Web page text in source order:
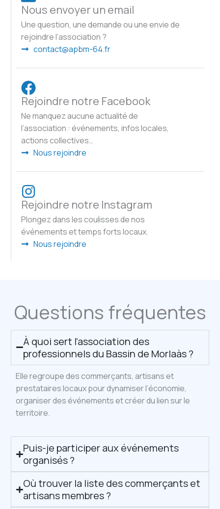
Nous envoyer un email
Une question, une demande ou une envie de
rejoindre l’association ?
contact@apbm-64.fr
Rejoindre notre Facebook
Ne manquez aucune actualité de
l’association : événements, infos locales,
actions collectives…
Nous rejoindre
Rejoindre notre Instagram
Plongez dans les coulisses de nos
événements et temps forts locaux.
Nous rejoindre
Questions fréquentes
À quoi sert l’association des
professionnels du Bassin de Morlaàs ?
Elle regroupe des commerçants, artisans et
prestataires locaux pour dynamiser l’économie,
organiser des événements et créer du lien sur le
territoire.
Puis-je participer aux événements
organisés ?
Où trouver la liste des commerçants et
artisans membres ?